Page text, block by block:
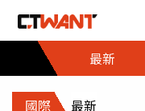
最新
國際 最新